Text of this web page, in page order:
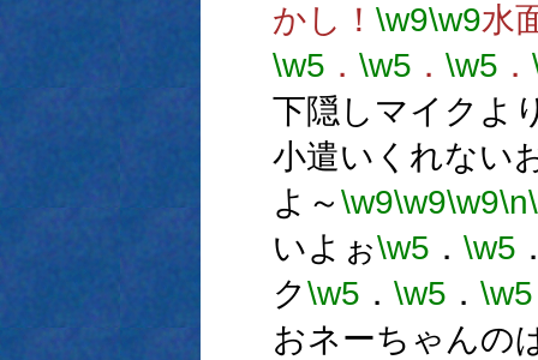
かし！ \w9\w9水
\w5 ． \w5 ． \w5 ．
下隠しマイクよ
小遣いくれない
よ～\w9\w9\w9\n
いよぉ\w5 ． \w5
ク\w5 ． \w5 ． \w5
おネーちゃんの